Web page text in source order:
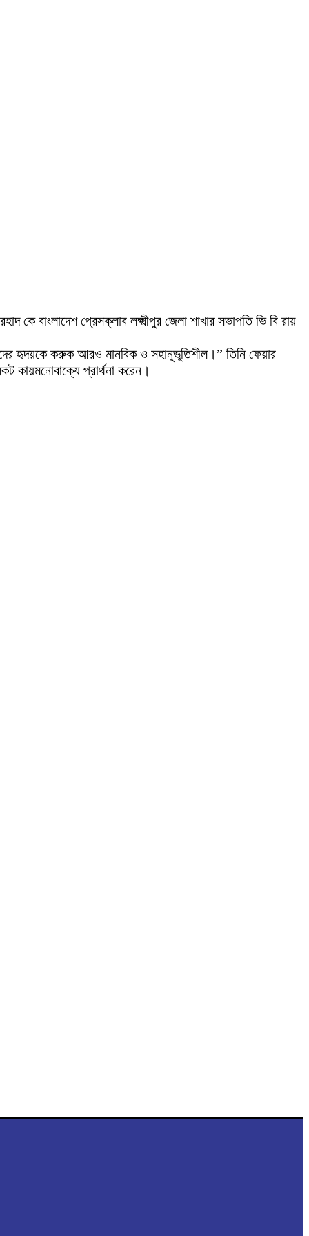
বাংলাদেশ প্রেসক্লাব লক্ষ্মীপুর জেলা শাখার সভাপতি ভি বি রায়
হৃদয়কে করুক আরও মানবিক ও সহানুভূতিশীল।” তিনি ফেয়ার
কায়মনোবাক্যে প্রার্থনা করেন।